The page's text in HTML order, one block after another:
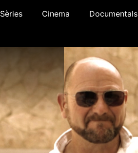
Sèries Cinema Documentals